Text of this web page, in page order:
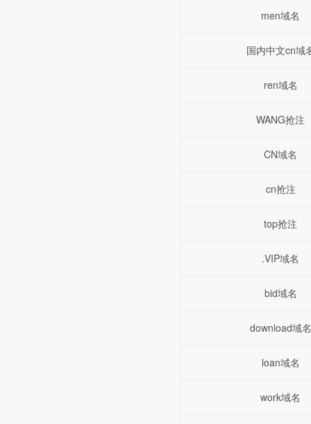
men域名
国内中文cn域
ren域名
WANG抢注
CN域名
cn抢注
top抢注
.VIP域名
bid域名
download域名
loan域名
work域名